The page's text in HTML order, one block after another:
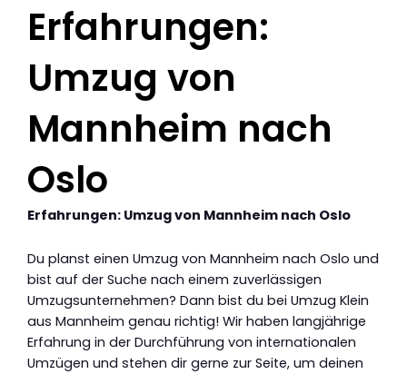
Erfahrungen:
Umzug von
Mannheim nach
Oslo
Erfahrungen: Umzug von Mannheim nach Oslo
Du planst einen Umzug von Mannheim nach Oslo und
bist auf der Suche nach einem zuverlässigen
Umzugsunternehmen? Dann bist du bei Umzug Klein
aus Mannheim genau richtig! Wir haben langjährige
Erfahrung in der Durchführung von internationalen
Umzügen und stehen dir gerne zur Seite, um deinen